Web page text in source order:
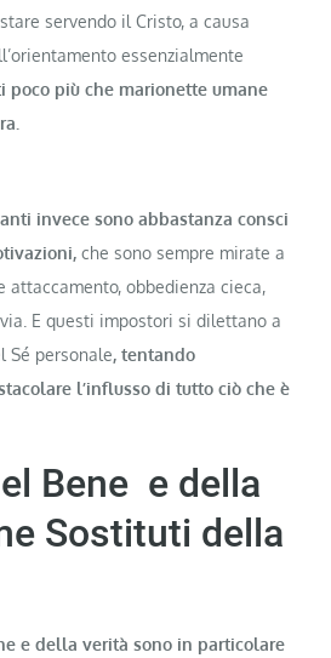
servendo il Cristo, a causa
essenzialmente
poco più che marionette umane
invece sono abbastanza consci
che sono sempre mirate a
attaccamento, obbedienza cieca,
E questi impostori si dilettano a
Sé personale, tentando
l’influsso di tutto ciò che è
Bene e della
Sostituti della
e della verità sono in particolare